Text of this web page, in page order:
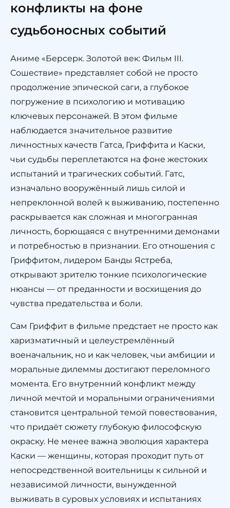
конфликты на фоне
судьбоносных событий
Аниме «Берсерк. Золотой век: Фильм III.
Сошествие» представляет собой не просто
продолжение эпической саги, а глубокое
погружение в психологию и мотивацию
ключевых персонажей. В этом фильме
наблюдается значительное развитие
личностных качеств Гатса, Гриффита и Каски,
чьи судьбы переплетаются на фоне жестоких
испытаний и трагических событий. Гатс,
изначально вооружённый лишь силой и
непреклонной волей к выживанию, постепенно
раскрывается как сложная и многогранная
личность, борющаяся с внутренними демонами
и потребностью в признании. Его отношения с
Гриффитом, лидером Банды Ястреба,
открывают зрителю тонкие психологические
нюансы — от преданности и восхищения до
чувства предательства и боли.
Сам Гриффит в фильме предстает не просто как
харизматичный и целеустремлённый
военачальник, но и как человек, чьи амбиции и
моральные дилеммы достигают переломного
момента. Его внутренний конфликт между
личной мечтой и моральными ограничениями
становится центральной темой повествования,
что придаёт сюжету глубокую философскую
окраску. Не менее важна эволюция характера
Каски — женщины, которая проходит путь от
непосредственной воительницы к сильной и
независимой личности, вынужденной
выживать в суровых условиях и испытаниях